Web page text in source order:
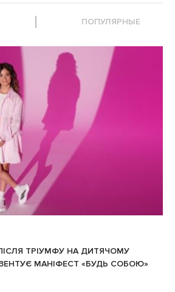
ПОПУЛЯРНЫЕ
ПІСЛЯ ТРІУМФУ НА ДИТЯЧОМУ
МАНІФЕСТ «БУДЬ СОБОЮ»